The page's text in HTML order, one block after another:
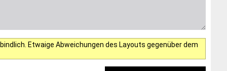
Etwaige Abweichungen des Layouts gegenüber dem